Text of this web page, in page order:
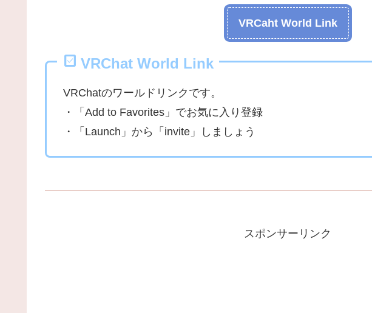
VRCaht World Link
VRChat World Link
VRChatのワールドリンクです。
・「Add to Favorites」でお気に入り登録
・「Launch」から「invite」しましょう
スポンサーリンク